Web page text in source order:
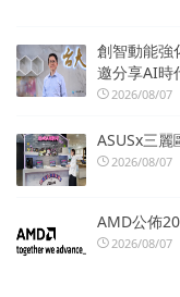
創智動能強
邀分享AI時
2026/08/07
ASUSx三麗
2026/08/07
AMD公佈
2026/08/07